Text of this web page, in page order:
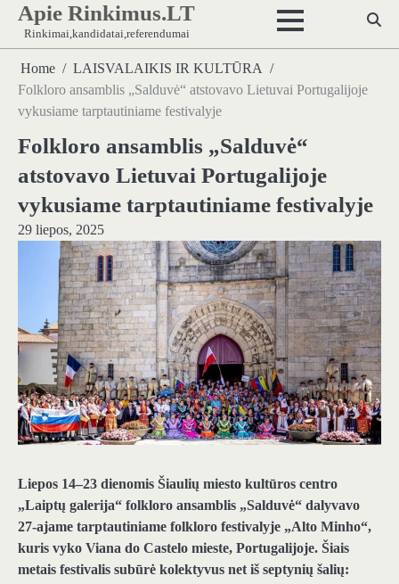
Skip
content
Apie Rinkimus.LT
Rinkimai,kandidatai,referendumai
Home
LAISVALAIKIS IR KULTŪRA
Folkloro ansamblis „Salduvė“ atstovavo Lietuvai Portugalijoje
vykusiame tarptautiniame festivalyje
Folkloro ansamblis „Salduvė“
atstovavo Lietuvai Portugalijoje
vykusiame tarptautiniame festivalyje
29 liepos, 2025
Liepos 14–23 dienomis Šiaulių miesto kultūros centro
„Laiptų galerija“ folkloro ansamblis „Salduvė“ dalyvavo
27-ajame tarptautiniame folkloro festivalyje „Alto Minho“,
kuris vyko Viana do Castelo mieste, Portugalijoje. Šiais
metais festivalis subūrė kolektyvus net iš septynių šalių: